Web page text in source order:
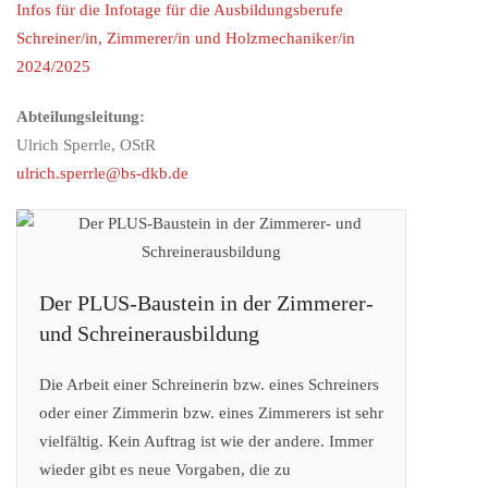
Infos für die Infotage für die Ausbildungsberufe
Schreiner/in, Zimmerer/in und Holzmechaniker/in
2024/2025
Abteilungsleitung:
Ulrich Sperrle, OStR
ulrich.sperrle@bs-dkb.de
Der PLUS-Baustein in der Zimmerer-
und Schreinerausbildung
Die Arbeit einer Schreinerin bzw. eines Schreiners
oder einer Zimmerin bzw. eines Zimmerers ist sehr
vielfältig. Kein Auftrag ist wie der andere. Immer
wieder gibt es neue Vorgaben, die zu